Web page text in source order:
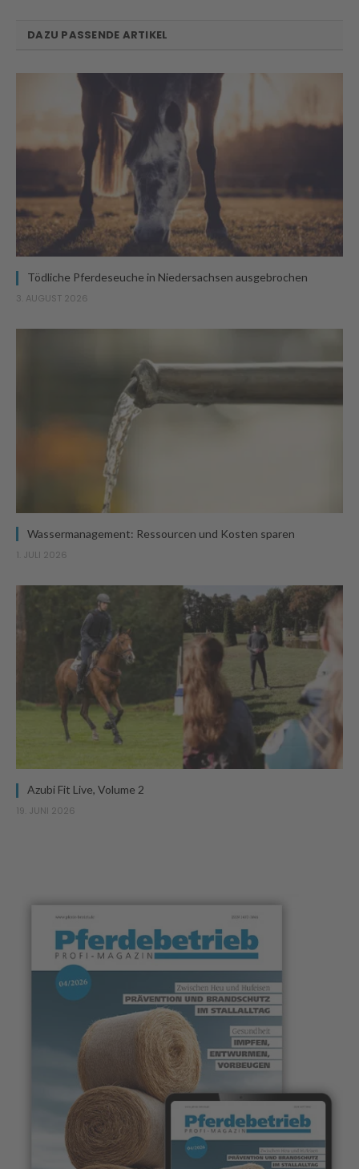
DAZU PASSENDE ARTIKEL
Tödliche Pferdeseuche in Niedersachsen ausgebrochen
3. AUGUST 2026
Wassermanagement: Ressourcen und Kosten sparen
1. JULI 2026
Azubi Fit Live, Volume 2
19. JUNI 2026